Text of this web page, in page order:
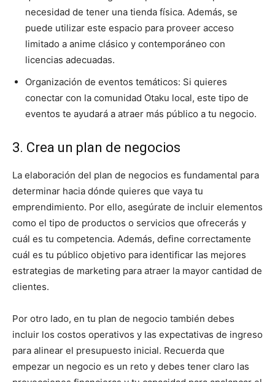
necesidad de tener una tienda física. Además, se
puede utilizar este espacio para proveer acceso
limitado a anime clásico y contemporáneo con
licencias adecuadas.
Organización de eventos temáticos: Si quieres
conectar con la comunidad Otaku local, este tipo de
eventos te ayudará a atraer más público a tu negocio.
3. Crea un plan de negocios
La elaboración del plan de negocios es fundamental para
determinar hacia dónde quieres que vaya tu
emprendimiento. Por ello, asegúrate de incluir elementos
como el tipo de productos o servicios que ofrecerás y
cuál es tu competencia. Además, define correctamente
cuál es tu público objetivo para identificar las mejores
estrategias de marketing para atraer la mayor cantidad de
clientes.
Por otro lado, en tu plan de negocio también debes
incluir los costos operativos y las expectativas de ingreso
para alinear el presupuesto inicial. Recuerda que
empezar un negocio es un reto y debes tener claro las